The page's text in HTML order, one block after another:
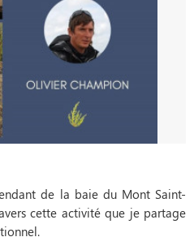
de la baie du Mont Saint-
cette activité que je partage